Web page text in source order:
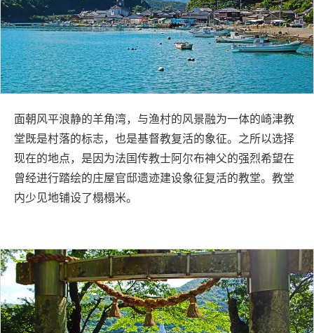
面朝风平浪静的羊角湾，与渔村的风景融为一体的崎津教
堂既是村落的标志，也是基督教复活的象征。之所以选择
现在的地点，是因为法国传教士阿尔布神父的强烈希望在
曾经进行踏绘的庄屋官邸遗迹建设象征复活的教堂。教堂
内少见地铺设了榻榻米。